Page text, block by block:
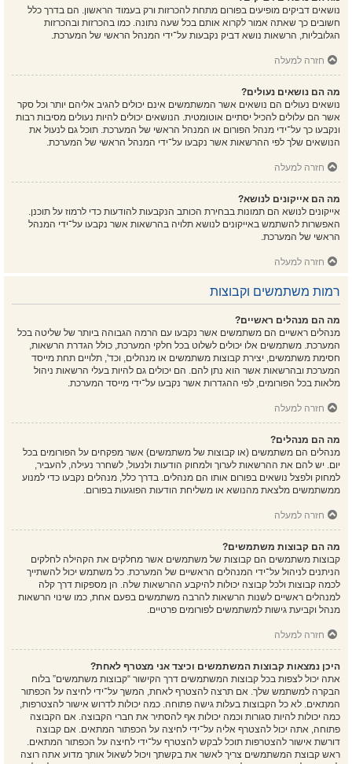
נושאים דביקים מופיעים בפורום מתחת להכרזות ורק בעמוד הראשון. הם בדרך כלל
חשובים כך שאתה אמור לקרוא אותם בכל שעה נתונה. כמו בהכרזות ובהכרזות
הגלובליות, הרשאות נושא דביק נקבעות על־ידי המנהל הראשי של המערכת.
חזרה למעלה
מה הם נושאים נעולים?
נושאים נעולים הם נושאים אשר המשתמשים אינם יכולים להגיב אליהם יותר וכל סקר
אשר הם עלולים להכיל יסתיים אוטומטית. הנושאים יכולים להיות נעולים מסיבות רבות
ונקבעו כך על־ידי מנהל הפורום או המנהל הראשי של המערכת. תוכל גם לנעול את
הנושאים שלך לפי ההרשאות אשר נקבעו על־ידי המנהל הראשי של המערכת.
חזרה למעלה
מה הם אייקונים לנושא?
אייקונים לנושא הם תמונות בבחירת הכותב הנקבעות להודעות כדי לרמוז על תוכנן.
האפשרות להשתמש באייקונים לנושא תלויה בהרשאות אשר נקבעו על־ידי המנהל
הראשי של המערכת.
חזרה למעלה
רמות משתמשים וקבוצות
מה הם מנהלים ראשיים?
מנהלים ראשיים הם משתמשים אשר נקבעו עם הרמה הגבוהה ביותר של שליטה בכל
המערכת. משתמשים אלו יכולים לשלוט בכל חלקי המערכת, כולל הגדרת הרשאות,
חסימת משתמשים, יצירת קבוצות משתמשים או מנהלים, וכד', תלויים תחת מייסד
המערכת ובהרשאות אשר הוא נתן להם. הם יכולים גם להיות בעלי הרשאות ניהול
מלאות בכל הפורומים, לפי ההגדרות אשר נקבעו על־ידי מייסד המערכת.
חזרה למעלה
מה הם מנהלים?
מנהלים הם משתמשים (או קבוצות של משתמשים) אשר מפקחים על הפורומים בכל
יום. יש להם את ההרשאות לערוך ולמחוק הודעות ולנעול, לשחרר נעילה, להעביר,
למחוק ולפצל נושאים בפורום אותו הם מנהלים. בדרך כלל, מנהלים נקבעו כדי למנוע
ממשתמשים מלצאת מהנושא או משליחת הודעות הפוגעות בפורום.
חזרה למעלה
מה הם קבוצות משתמשים?
קבוצות משתמשים הם קבוצות של משתמשים אשר מחלקים את הקהילה לחלקים
הניתנים לניהול על־ידי המנהלים הראשיים של המערכת. כל משתמש יכול להשתייך
לכמה קבוצות ולכל קבוצה יכולות להיקבע ההרשאות שלה. הן מספקות דרך קלה
למנהלים ראשיים לשנות הרשאות להרבה משתמשים בפעם אחת, כמו שינוי הרשאות
מנהל וקביעת גישות למשתמשים לפורומים פרטיים.
חזרה למעלה
היכן נמצאות קבוצות המשתמשים וכיצד אני מצטרף לאחת?
אתה יכול לצפות בכל קבוצות המשתמשים דרך הקישור “קבוצות משתמשים” בלוח
הבקרה למשתמש שלך. אם תרצה להצטרף לאחת, המשך על־ידי לחיצה על הכפתור
המתאים. לא כל הקבוצות בעלות גישה פתוחה. כמה יכולות לדרוש אישור להצטרפות,
כמה יכולות להיות סגורות וכמה יכולות אף להסתיר את חברי הקבוצה. אם הקבוצה
פתוחה, אתה יכול להצטרף אליה על־ידי לחיצה על הכפתור המתאים. אם קבוצה
דורשת אישור להצטרפות תוכל לבקש להצטרף על־ידי לחיצה על הכפתור המתאים.
ראש קבוצת המשתמשים צריך לאשר את בקשתך ויכול לשאול אותך מדוע אתה רוצה